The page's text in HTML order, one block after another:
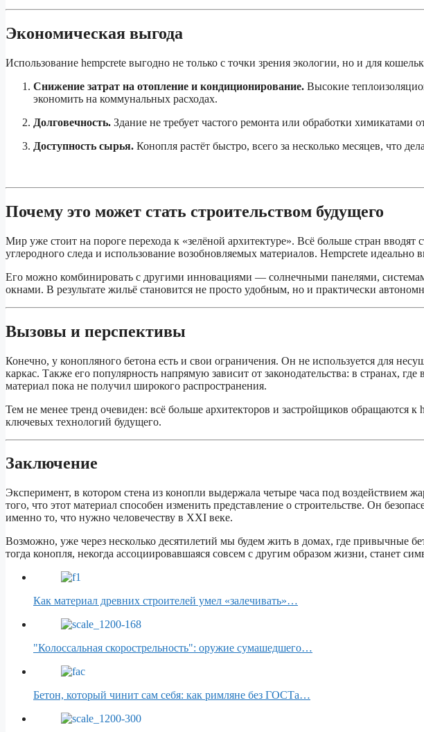
Экономическая выгода
Использование hempcrete выгодно не только с точки зрения экологии, но и для
Снижение затрат на отопление и кондиционирование. Высокие
экономить на коммунальных расходах.
Долговечность. Здание не требует частого ремонта или обработки химикатами
Доступность сырья. Конопля растёт быстро, всего за несколько месяцев, что
Почему это может стать строительством будущего
Мир уже стоит на пороге перехода к «зелёной архитектуре». Всё больше стран
углеродного следа и использование возобновляемых материалов. Hempcrete идеально
Его можно комбинировать с другими инновациями — солнечными панелями,
окнами. В результате жильё становится не просто удобным, но и практически
Вызовы и перспективы
Конечно, у конопляного бетона есть и свои ограничения. Он не используется для
каркас. Также его популярность напрямую зависит от законодательства: в странах,
материал пока не получил широкого распространения.
Тем не менее тренд очевиден: всё больше архитекторов и застройщиков обращаются к
ключевых технологий будущего.
Заключение
Эксперимент, в котором стена из конопли выдержала четыре часа под воздействием
того, что этот материал способен изменить представление о строительстве. Он
именно то, что нужно человечеству в XXI веке.
Возможно, уже через несколько десятилетий мы будем жить в домах, где привычные
тогда конопля, некогда ассоциировавшаяся совсем с другим образом жизни, станет
Как материал древних строителей умел «залечивать»…
"Колоссальная скорострельность": оружие сумашедшего…
Бетон, который чинит сам себя: как римляне без ГОСТа…